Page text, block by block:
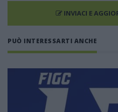
INVIACI E
PUÒ INTERESSARTI ANCHE